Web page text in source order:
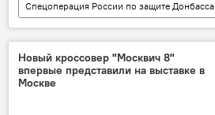
Спецоперация России по защите Донбасса
Минобороны России
Вооруженные силы РФ
СВО
Россия
Новости
Новый кроссовер "Москвич 8"
впервые представили на выставке в
Москве